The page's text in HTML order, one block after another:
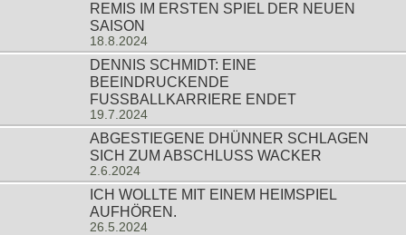
REMIS IM ERSTEN SPIEL DER NEUEN
SAISON
18.8.2024
DENNIS SCHMIDT: EINE
BEEINDRUCKENDE
FUSSBALLKARRIERE ENDET
19.7.2024
ABGESTIEGENE DHÜNNER SCHLAGEN
SICH ZUM ABSCHLUSS WACKER
2.6.2024
ICH WOLLTE MIT EINEM HEIMSPIEL
AUFHÖREN.
26.5.2024